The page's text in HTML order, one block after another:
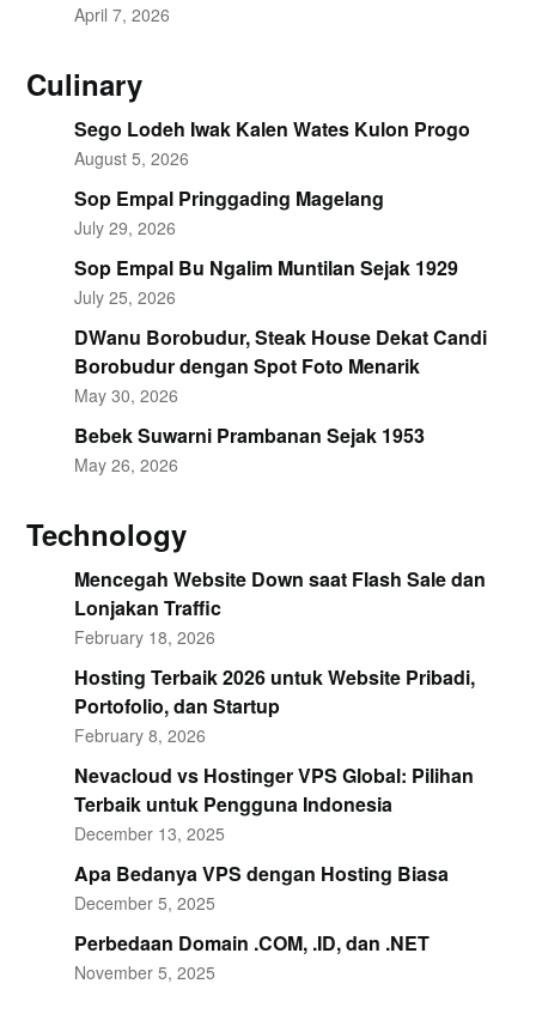
April 7, 2026
Culinary
Sego Lodeh Iwak Kalen Wates Kulon Progo
August 5, 2026
Sop Empal Pringgading Magelang
July 29, 2026
Sop Empal Bu Ngalim Muntilan Sejak 1929
July 25, 2026
DWanu Borobudur, Steak House Dekat Candi
Borobudur dengan Spot Foto Menarik
May 30, 2026
Bebek Suwarni Prambanan Sejak 1953
May 26, 2026
Technology
Mencegah Website Down saat Flash Sale dan
Lonjakan Traffic
February 18, 2026
Hosting Terbaik 2026 untuk Website Pribadi,
Portofolio, dan Startup
February 8, 2026
Nevacloud vs Hostinger VPS Global: Pilihan
Terbaik untuk Pengguna Indonesia
December 13, 2025
Apa Bedanya VPS dengan Hosting Biasa
December 5, 2025
Perbedaan Domain .COM, .ID, dan .NET
November 5, 2025